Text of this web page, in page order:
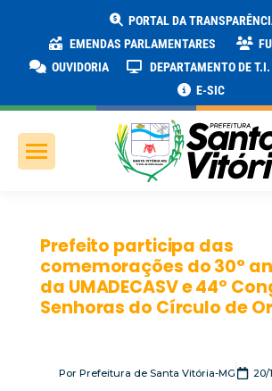
PORTAL DA
EMENDAS PARLAMENTARES
OUVIDORIA
DEPARTAMENTO DE T.I.
E-SIC
Prefeito participa das
comemorações do 30°
da UMADECASV e 44º
Senhoras do Círculo de
PorPrefeitura de Santa Vitória-MG 20/